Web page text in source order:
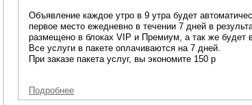
Объявление каждое утро в 9 утра будет
первое место ежедневно в течении 7 дней в
размещено в блоках VIP и Премиум, а так же будет
Все услуги в пакете оплачиваются на 7 дней.
При заказе пакета услуг, вы экономите 150 р
Подробнее